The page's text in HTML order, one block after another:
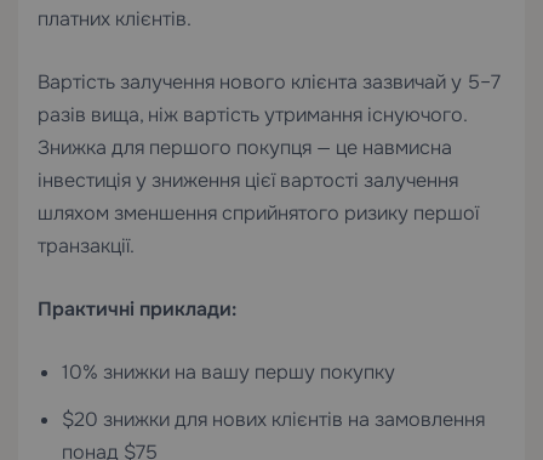
платних клієнтів.
Вартість залучення нового клієнта зазвичай у 5–7
разів вища, ніж вартість утримання існуючого.
Знижка для першого покупця — це навмисна
інвестиція у зниження цієї вартості залучення
шляхом зменшення сприйнятого ризику першої
транзакції.
Практичні приклади:
10% знижки на вашу першу покупку
$20 знижки для нових клієнтів на замовлення
понад $75